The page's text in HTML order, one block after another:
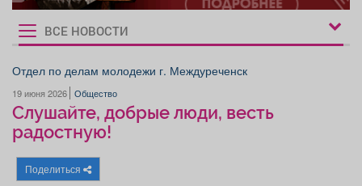
Объявления Недвижимость Услуги
Работа Транспорт
Рукбрики
новостей
ВСЕ НОВОСТИ
Отдел по делам молодежи г. Междуреченск
19 июня 2026 Общество
Слушайте, добрые люди, весть
радостную!
Поделиться